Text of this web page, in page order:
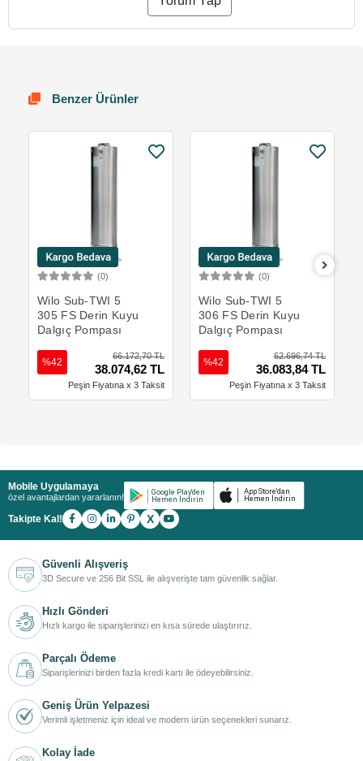
Benzer Ürünler
(0)
Wilo Sub-TWI 5
305 FS Derin Kuyu
Dalgıç Pompası
66.172,70 TL
38.074,62 TL
%42
Peşin Fiyatına x 3 Taksit
(0)
Wilo Sub-TWI 5
306 FS Derin Kuyu
Dalgıç Pompası
62.696,74 TL
36.083,84 TL
%42
Peşin Fiyatına x 3 Taksit
Mobile Uygulamaya
özel avantajlardan yararlanın!
Takipte Kal! X
Güvenli Alışveriş
3D Secure ve 256 Bit SSL ile alışverişte tam güvenlik sağlar.
Hızlı Gönderi
Hızlı kargo ile siparişlerinizi en kısa sürede ulaştırırız.
Parçalı Ödeme
Siparişlerinizi birden fazla kredi kartı ile ödeyebilirsiniz.
Geniş Ürün Yelpazesi
Verimli işletmeniz için ideal ve modern ürün seçenekleri sunarız.
Kolay İade